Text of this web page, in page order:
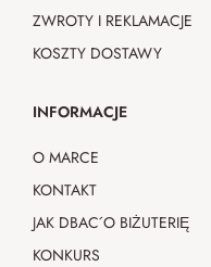
ZWROTY I REKLAMACJE
KOSZTY DOSTAWY
INFORMACJE
O MARCE
KONTAKT
JAK DBAĆ O BIŻUTERIĘ
KONKURS